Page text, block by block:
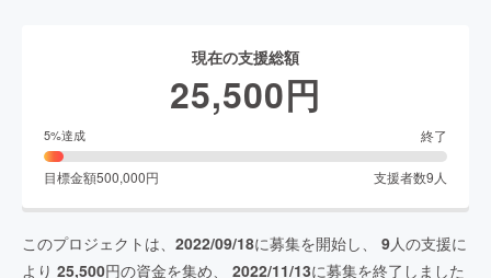
現在の支援総額
25,500円
5%達成 終了
目標金額500,000円 支援者数9 人
このプロジェクトは、 2022/09/18に募集を開始し、 9人の支援に
より 25,500円の資金を集め、 2022/11/13に募集を終了しました